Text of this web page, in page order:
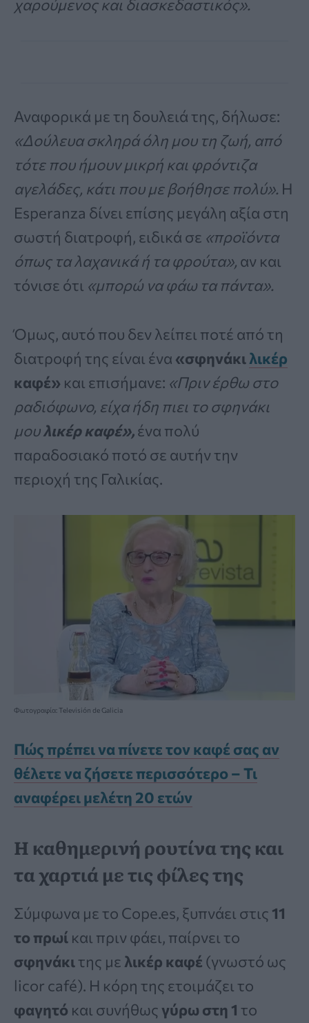
χαρούμενος και διασκεδαστικός».
Αναφορικά με τη δουλειά της, δήλωσε:
«Δούλευα σκληρά όλη μου τη ζωή, από
τότε που ήμουν μικρή και φρόντιζα
αγελάδες, κάτι που με βοήθησε πολύ». Η
Esperanza δίνει επίσης μεγάλη αξία στη
σωστή διατροφή, ειδικά σε «προϊόντα
όπως τα λαχανικά ή τα φρούτα», αν και
τόνισε ότι «μπορώ να φάω τα πάντα».
Όμως, αυτό που δεν λείπει ποτέ από τη
διατροφή της είναι ένα «σφηνάκιλικέρ
καφέ» και επισήμανε: «Πριν έρθω στο
ραδιόφωνο, είχα ήδη πιει το σφηνάκι
μουλικέρ καφέ»,ένα πολύ
παραδοσιακό ποτό σε αυτήν την
περιοχή της Γαλικίας.
Φωτογραφία: Televisión de Galicia
Πώς πρέπει να πίνετε τον καφέ σας αν
θέλετε να ζήσετε περισσότερο – Τι
αναφέρει μελέτη 20 ετών
Η καθημερινή ρουτίνα της και
τα χαρτιά με τις φίλες της
Σύμφωνα με το Cope.es, ξυπνάει στις 11
το πρωί και πριν φάει, παίρνει το
σφηνάκιτης με λικέρ καφέ (γνωστό ως
licor café). Η κόρη της ετοιμάζει το
φαγητό και συνήθωςγύρω στη 1 το